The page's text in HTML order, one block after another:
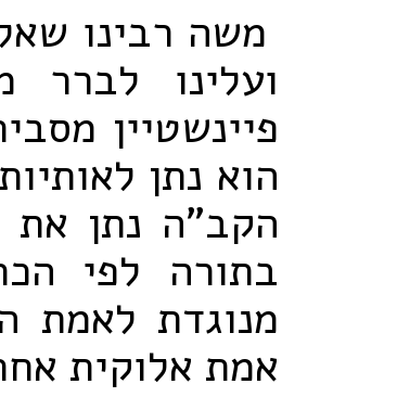
משה רבינו
ועלינו
פיינשטיין
הוא נתן
הקב"ה נתן את
בתורה לפי
מנוגדת לאמת
אמת אלוקית